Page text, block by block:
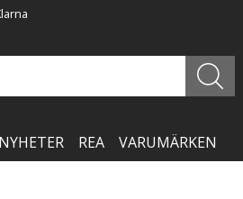
NYHETER REA VARUMÄRKEN